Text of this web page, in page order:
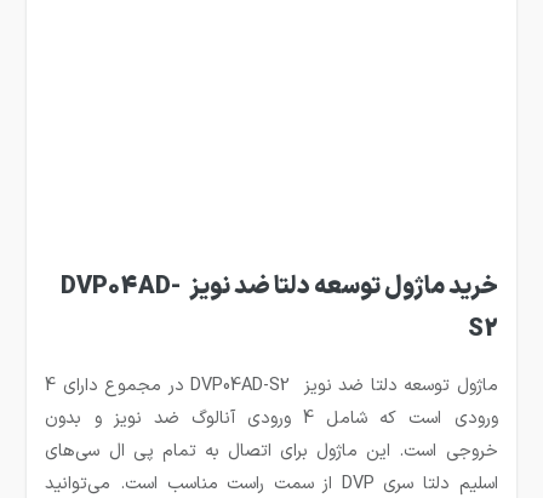
خرید ماژول توسعه دلتا ضد نویز DVP04AD-
S2
ماژول توسعه دلتا ضد نویز DVP04AD-S2 در مجموع دارای 4
ورودی است که شامل 4 ورودی آنالوگ ضد نویز و بدون
خروجی است. این ماژول برای اتصال به تمام پی ال سی‌های
اسلیم دلتا سری DVP از سمت راست مناسب است. می‌توانید